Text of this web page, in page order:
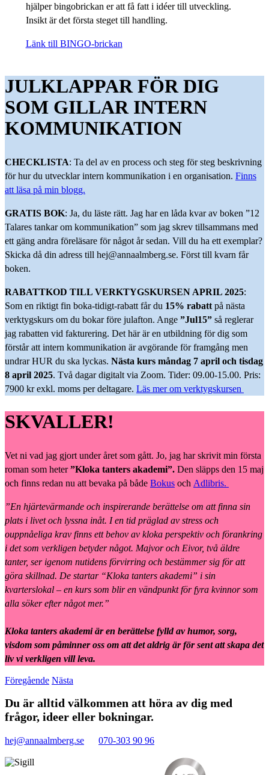
hjälper bingobrickan er att få fatt i idéer till utveckling.
Insikt är det första steget till handling.
Länk till BINGO-brickan
JULKLAPPAR FÖR DIG
SOM GILLAR INTERN
KOMMUNIKATION
CHECKLISTA: Ta del av en process och steg för steg beskrivning
för hur du utvecklar intern kommunikation i en organisation. Finns
att läsa på min blogg.
GRATIS BOK: Ja, du läste rätt. Jag har en låda kvar av boken ”12
Talares tankar om kommunikation” som jag skrev tillsammans med
ett gäng andra föreläsare för något år sedan. Vill du ha ett exemplar?
Skicka då din adress till hej@annaalmberg.se. Först till kvarn får
boken.
RABATTKOD TILL VERKTYGSKURSEN APRIL 2025:
Som en riktigt fin boka-tidigt-rabatt får du 15% rabatt på nästa
verktygskurs om du bokar före julafton. Ange ”Jul15” så reglerar
jag rabatten vid fakturering. Det här är en utbildning för dig som
förstår att intern kommunikation är avgörande för framgång men
undrar HUR du ska lyckas. Nästa kurs måndag 7 april och tisdag
8 april 2025. Två dagar digitalt via Zoom. Tider: 09.00-15.00. Pris:
7900 kr exkl. moms per deltagare. Läs mer om verktygskursen
SKVALLER!
Vet ni vad jag gjort under året som gått. Jo, jag har skrivit min första
roman som heter”Kloka tanters akademi”. Den släpps den 15 maj
och finns redan nu att bevaka på både Bokus och Adlibris.
”En hjärtevärmande och inspirerande berättelse om att finna sin
plats i livet och lyssna inåt. I en tid präglad av stress och
ouppnåeliga krav finns ett behov av kloka perspektiv och förankring
i det som verkligen betyder något. Majvor och Eivor, två äldre
tanter, ser igenom nutidens förvirring och bestämmer sig för att
göra skillnad. De startar “Kloka tanters akademi” i sin
kvarterslokal – en kurs som blir en vändpunkt för fyra kvinnor som
alla söker efter något mer.”
Kloka tanters akademi är en berättelse fylld av humor, sorg,
visdom som påminner oss om att det aldrig är för sent att skapa det
liv vi verkligen vill leva.
Föregående Nästa
Du är alltid välkommen att höra av dig med
frågor, ideer eller bokningar.
hej@annaalmberg.se 070-303 90 96